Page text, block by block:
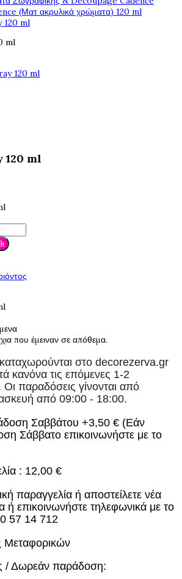
(Ματ ακρυλικά χρώματα) 120 ml
120 ml
120 ml
που έμειναν σε απόθεμα.
στο decorezerva.gr
κανόνα τις επόμενες 1-2
Οι παραδόσεις γίνονται από
από 09:00 - 18:00.
Σαββάτου +3,50 € (Εάν
Σάββατο επικοινωνήστε με το
: 12,00 €
παραγγελία ή αποστείλετε νέα
ή επικοινωνήστε τηλεφωνικά με το
57 14 712
Μεταφορικών
/ Δωρεάν παράδοση: